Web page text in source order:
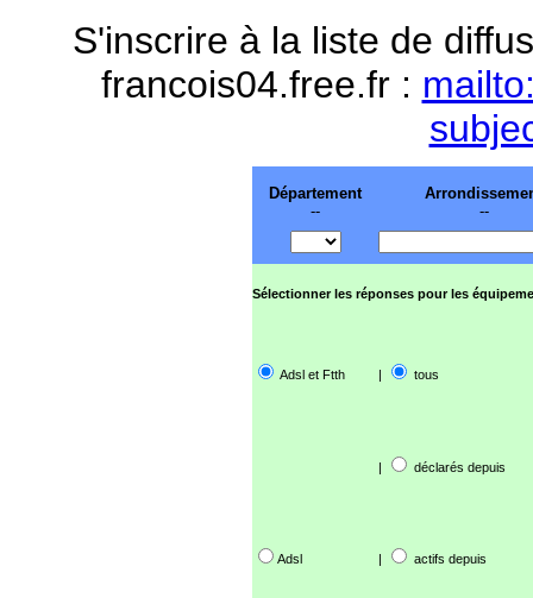
S'inscrire à la liste de
francois04.free.fr :
Département
--
--
Sélectionner les réponses pour les
Adsl et Ftth | tous
| déclarés depuis
Adsl | actifs depuis